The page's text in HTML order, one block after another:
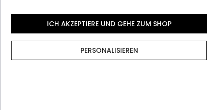
Qualitätsgarantie
ICH AKZEPTIERE UND GEHE ZUM SHOP
PERSONALISIEREN